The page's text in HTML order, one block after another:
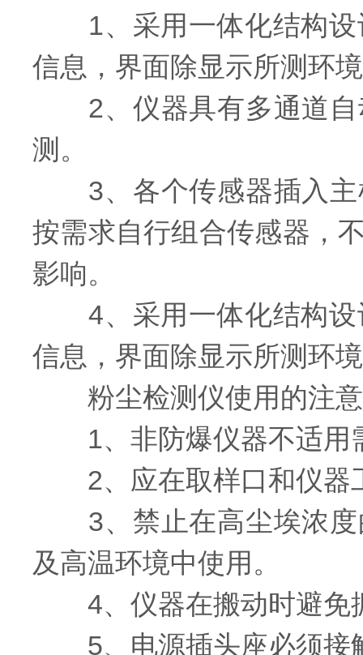
1、采用一体化结构设
信息，界面除显示所测环
2、仪器具有多通道自
测。
3、各个传感器插入主
按需求自行组合传感器，
影响。
4、采用一体化结构设
信息，界面除显示所测环
粉尘检测仪使用的注意
1、非防爆仪器不适用
2、应在取样口和仪器
3、禁止在高尘埃浓度
及高温环境中使用。
4、仪器在搬动时避免
5、电源插头座必须接